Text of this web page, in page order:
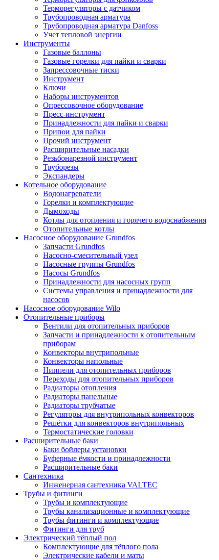
Терморегуляторы с датчиком
Трубопроводная арматура
Трубопроводная арматура Danfoss
Учет тепловой энергии
Инструменты
Газовые баллоны
Газовые горелки для пайки и сварки
Запрессовочные тиски
Инструмент
Ключи
Наборы инструментов
Опрессовочное оборудование
Пресс-инструмент
Принадлежности для пайки и сварки
Припои для пайки
Прочий инструмент
Расширительные насадки
Резьбонарезной инструмент
Труборезы
Экспандеры
Котельное оборудование
Водонагреватели
Горелки и комплектующие
Дымоходы
Котлы для отопления и горячего водоснабжения
Отопительные котлы
Насосное оборудование Grundfos
Запчасти Grundfos
Насосно-смесительный узел
Насосные группы Grundfos
Насосы Grundfos
Принадлежности для насосных групп
Системы управления и принадлежности для
насосов
Насосное оборудование Wilo
Отопительные приборы
Вентили для отопительных приборов
Запчасти и принадлежности к отопительным
приборам
Конвекторы внутрипольные
Конвекторы напольные
Ниппели для отопительных приборов
Переходы для отопительных приборов
Радиаторы отопления
Радиаторы панельные
Радиаторы трубчатые
Регуляторы для внутрипольных конвекторов
Решётки для конвекторов внутрипольных
Термостатические головки
Расширительные баки
Баки бойлеры установки
Буферные ёмкости и принадлежности
Расширительные баки
Сантехника
Инженерная сантехника VALTEC
Трубы и фитинги
Трубы и комплектующие
Трубы канализационные и комплектующие
Трубы фитинги и комплектующие
Фитинги для труб
Электрический тёплый пол
Комплектующие для тёплого пола
Электрические кабели и маты